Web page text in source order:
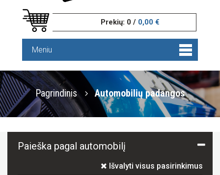
Prekių: 0 / 0,00 €
Meniu
Pagrindinis Automobilių padangos
Paieška pagal automobilį
Išvalyti visus pasirinkimus